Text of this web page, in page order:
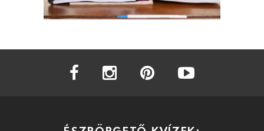
facebook instagram